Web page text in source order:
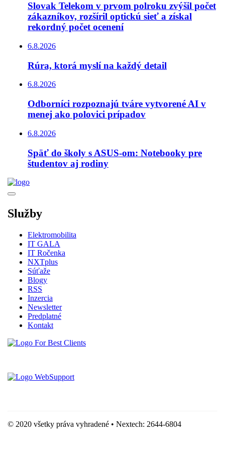
Slovak Telekom v prvom polroku zvýšil počet
zákazníkov, rozšíril optickú sieť a získal
rekordný počet ocenení
6.8.2026
Rúra, ktorá myslí na každý detail
6.8.2026
Odborníci rozpoznajú tváre vytvorené AI v
menej ako polovici prípadov
6.8.2026
Späť do školy s ASUS-om: Notebooky pre
študentov aj rodiny
Služby
Elektromobilita
IT GALA
IT Ročenka
NXTplus
Súťaže
Blogy
RSS
Inzercia
Newsletter
Predplatné
Kontakt
© 2020 všetky práva vyhradené • Nextech: 2644-6804